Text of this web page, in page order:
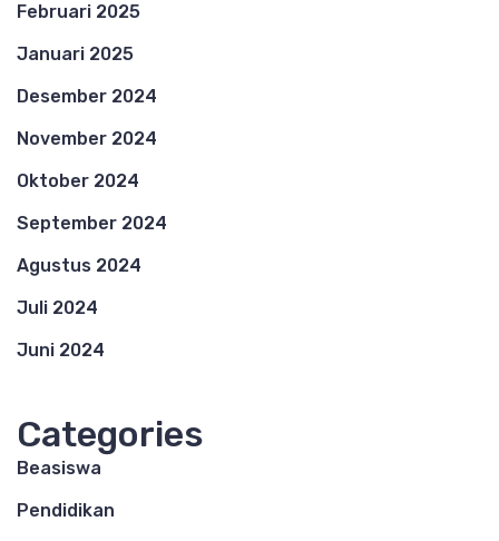
Februari 2025
Januari 2025
Desember 2024
November 2024
Oktober 2024
September 2024
Agustus 2024
Juli 2024
Juni 2024
Categories
Beasiswa
Pendidikan